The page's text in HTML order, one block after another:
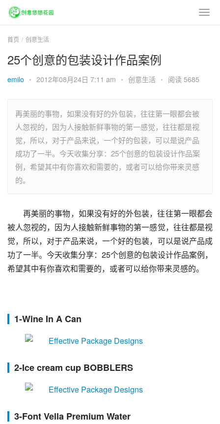
首页 创意生活
25个创意的包装设计作品案例
emilo • 2012年08月24日 7:11 am • 创意生活 • 阅读 5685
再美丽的事物，如果没有好的外包装，往往第一眼都会被
人忽视的，因为人接触新鲜事物的第一感觉，往往都是视
觉，所以，对于产品来说，一个好的包装，可以是说产品
成功了一半。今天收集分享：25个创意的包装设计作品案
例，希望其中有你喜欢和需要的，或者可以给你带来灵感
的。
再美丽的事物，如果没有好的外包装，往往第一眼都会
被人忽视的，因为人接触新鲜事物的第一感觉，往往都是视
觉，所以，对于产品来说，一个好的包装，可以是说产品成
功了一半。今天收集分享：25个创意的包装设计作品案例，
希望其中有你喜欢和需要的，或者可以给你带来灵感的。
1-Wine In A Can
2-Ice cream cup BOBBLERS
3-Font Vella Premium Water